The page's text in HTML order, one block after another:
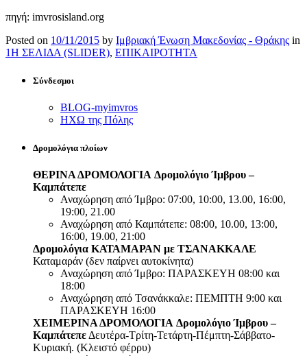
πηγή: imvrosisland.org
Posted on 10/11/2015 by Ιμβριακή Ένωση Μακεδονίας - Θράκης in
1Η ΣΕΛΙΔΑ (SLIDER), ΕΠΙΚΑΙΡΟΤΗΤΑ
Σύνδεσμοι
BLOG-myimvros
ΗΧΩ της Πόλης
Δρομολόγια πλοίων
ΘΕΡΙΝΑ ΔΡΟΜΟΛΟΓΙΑ Δρομολόγιο Ίμβρου –
Καμπάτεπε
Αναχώρηση από Ίμβρο: 07:00, 10:00, 13.00, 16:00,
19:00, 21.00
Αναχώρηση από Καμπάτεπε: 08:00, 10.00, 13:00,
16:00, 19.00, 21:00
Δρομολόγια ΚΑΤΑΜΑΡΑΝ με ΤΣΑΝΑΚΚΑΛΕ
Καταμαράν (δεν παίρνει αυτοκίνητα)
Αναχώρηση από Ίμβρο: ΠΑΡΑΣΚΕΥΗ 08:00 και
18:00
Αναχώρηση από Τσανάκκαλε: ΠΕΜΠΤΗ 9:00 και
ΠΑΡΑΣΚΕΥΗ 16:00
ΧΕΙΜΕΡΙΝΑ ΔΡΟΜΟΛΟΓΙΑ Δρομολόγιο Ίμβρου –
Καμπάτεπε Δευτέρα-Τρίτη-Τετάρτη-Πέμπτη-Σάββατο-
Κυριακή. (Κλειστό φέρρυ)